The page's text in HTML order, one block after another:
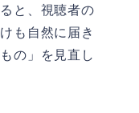
と、視聴者の
も自然に届き
の」を見直し